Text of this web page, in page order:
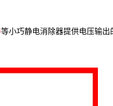
等小巧静电消除器提供电压输